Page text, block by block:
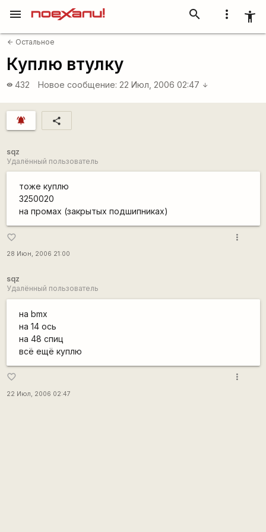
more_vert accessibility_new
search
menu
arrow_back Остальное
Куплю втулку
visibility 432 Новое сообщение: 22 Июл, 2006 02:47 arrow_downward
notifications_active share
sqz
Удалённый пользователь
тоже куплю
3250020
на промах (закрытых подшипниках)
favorite_border
28 Июн, 2006 21:00
more_vert
sqz
Удалённый пользователь
на bmx
на 14 ось
на 48 спиц
всё ещё куплю
favorite_border
22 Июл, 2006 02:47
more_vert